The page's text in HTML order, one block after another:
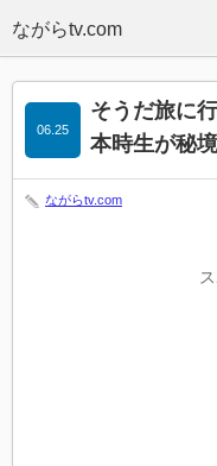
そうだ旅に
本時生が秘
06.25
ながらtv.com